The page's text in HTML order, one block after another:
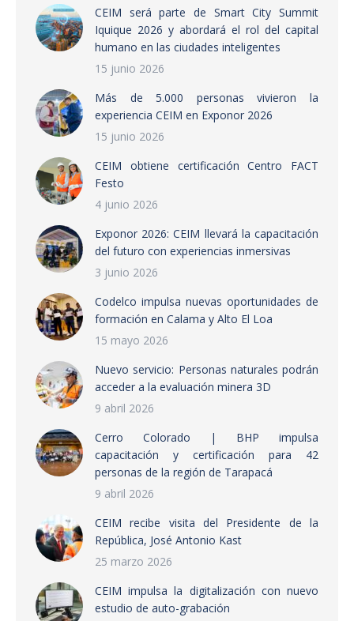
CEIM será parte de Smart City Summit
Iquique 2026 y abordará el rol del capital
humano en las ciudades inteligentes
15 junio 2026
Más de 5.000 personas vivieron la
experiencia CEIM en Exponor 2026
15 junio 2026
CEIM obtiene certificación Centro FACT
Festo
4 junio 2026
Exponor 2026: CEIM llevará la capacitación
del futuro con experiencias inmersivas
3 junio 2026
Codelco impulsa nuevas oportunidades de
formación en Calama y Alto El Loa
15 mayo 2026
Nuevo servicio: Personas naturales podrán
acceder a la evaluación minera 3D
9 abril 2026
Cerro Colorado | BHP impulsa
capacitación y certificación para 42
personas de la región de Tarapacá
9 abril 2026
CEIM recibe visita del Presidente de la
República, José Antonio Kast
25 marzo 2026
CEIM impulsa la digitalización con nuevo
estudio de auto-grabación